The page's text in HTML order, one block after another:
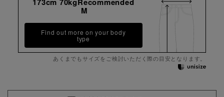
M
Find out more on your body
type
あくまでもサイズをご検討いただく際の目安となります。